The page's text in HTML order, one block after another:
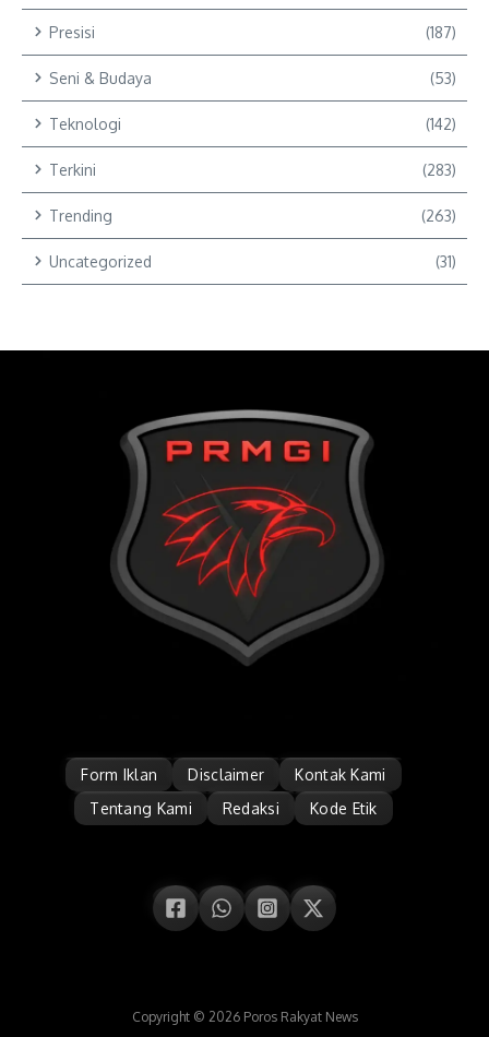
Presisi (187)
Seni & Budaya (53)
Teknologi (142)
Terkini (283)
Trending (263)
Uncategorized (31)
Form Iklan Disclaimer
Kontak Kami
Tentang Kami
Redaksi Kode Etik
Copyright © 2026 Poros Rakyat News